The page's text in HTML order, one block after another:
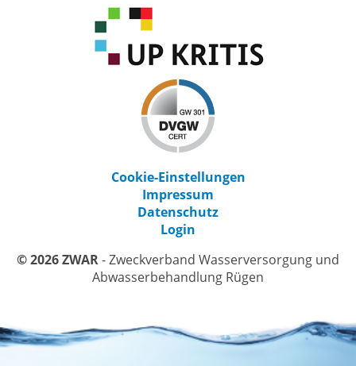
Cookie-Einstellungen
Impressum
Datenschutz
Login
© 2026 ZWAR- Zweckverband Wasserversorgung und
Abwasserbehandlung Rügen